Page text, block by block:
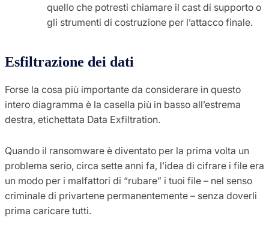
quello che potresti chiamare il cast di supporto o
gli strumenti di costruzione per l’attacco finale.
Esfiltrazione dei dati
Forse la cosa più importante da considerare in questo
intero diagramma è la casella più in basso all’estrema
destra, etichettata Data Exfiltration.
Quando il ransomware è diventato per la prima volta un
problema serio, circa sette anni fa, l’idea di cifrare i file era
un modo per i malfattori di “rubare” i tuoi file – nel senso
criminale di privartene permanentemente – senza doverli
prima caricare tutti.